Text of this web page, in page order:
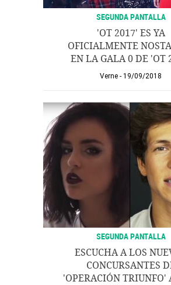
SEGUNDA PANTALLA
'OT 2017' ES YA
OFICIALMENTE
EN LA GALA 0 DE 'OT
Verne 19/09/2018
SEGUNDA PANTALLA
ESCUCHA A LOS
CONCURSANTES
'OPERACIÓN TRIUNFO'